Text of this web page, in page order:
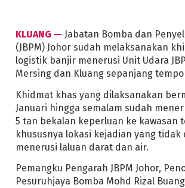
KLUANG — Jabatan Bomba dan
(JBPM) Johor sudah melaksanakan
logistik banjir menerusi Unit Udara
Mersing dan Kluang sepanjang
Khidmat khas yang dilaksanakan
Januari hingga semalam sudah
5 tan bekalan keperluan ke kawasan
khususnya lokasi kejadian yang tidak
menerusi laluan darat dan air.
Pemangku Pengarah JBPM Johor,
Pesuruhjaya Bomba Mohd Rizal